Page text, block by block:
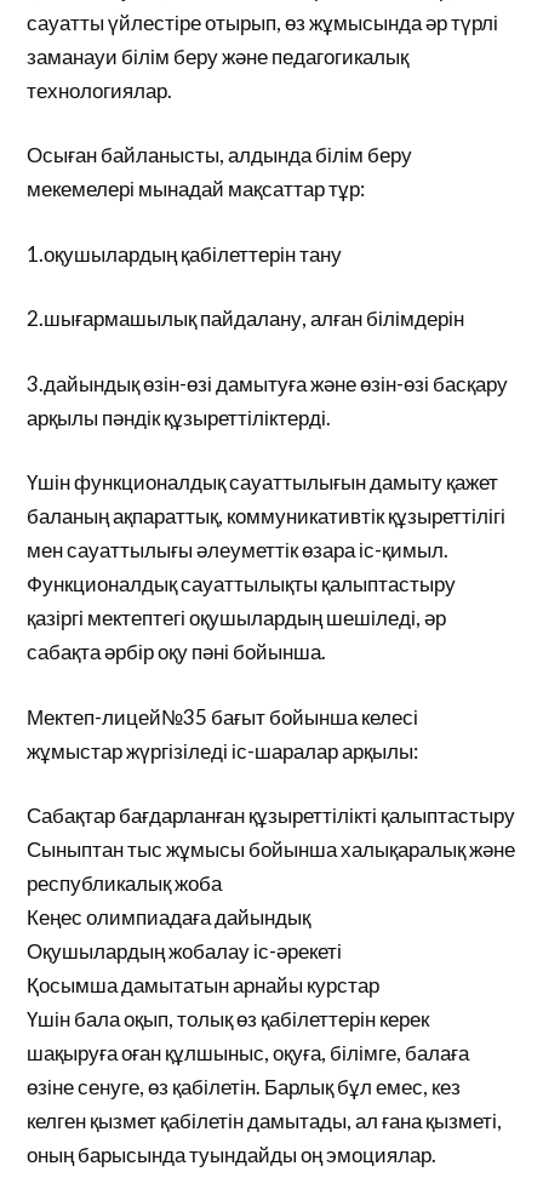
сауатты үйлестіре отырып, өз жұмысында әр түрлі
заманауи білім беру және педагогикалық
технологиялар.
Осыған байланысты, алдында білім беру
мекемелері мынадай мақсаттар тұр:
1.оқушылардың қабілеттерін тану
2.шығармашылық пайдалану, алған білімдерін
3.дайындық өзін-өзі дамытуға және өзін-өзі басқару
арқылы пәндік құзыреттіліктерді.
Үшін функционалдық сауаттылығын дамыту қажет
баланың ақпараттық, коммуникативтік құзыреттілігі
мен сауаттылығы әлеуметтік өзара іс-қимыл.
Функционалдық сауаттылықты қалыптастыру
қазіргі мектептегі оқушылардың шешіледі, әр
сабақта әрбір оқу пәні бойынша.
Мектеп-лицей№35 бағыт бойынша келесі
жұмыстар жүргізіледі іс-шаралар арқылы:
Сабақтар бағдарланған құзыреттілікті қалыптастыру
Сыныптан тыс жұмысы бойынша халықаралық және
республикалық жоба
Кеңес олимпиадаға дайындық
Оқушылардың жобалау іс-әрекеті
Қосымша дамытатын арнайы курстар
Үшін бала оқып, толық өз қабілеттерін керек
шақыруға оған құлшыныс, оқуға, білімге, балаға
өзіне сенуге, өз қабілетін. Барлық бұл емес, кез
келген қызмет қабілетін дамытады, ал ғана қызметі,
оның барысында туындайды оң эмоциялар.